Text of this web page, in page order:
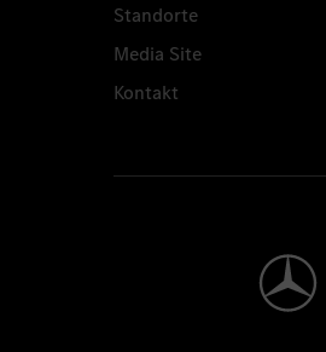
Standorte
Media Site
Kontakt